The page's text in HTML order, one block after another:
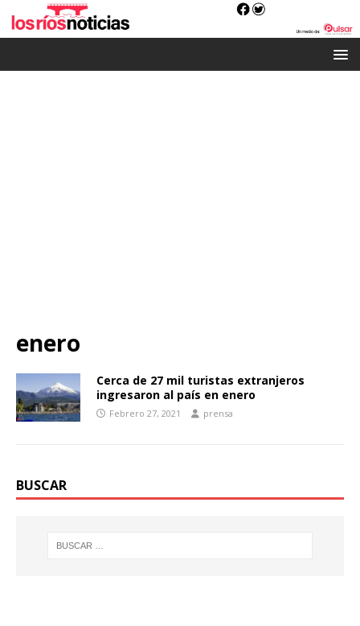
enero
Cerca de 27 mil turistas extranjeros
ingresaron al país en enero
Febrero 27, 2021 prensa
BUSCAR